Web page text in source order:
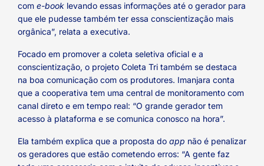
com e-book levando essas informações até o gerador para
que ele pudesse também ter essa conscientização mais
orgânica”, relata a executiva.
Focado em promover a coleta seletiva oficial e a
conscientização, o projeto Coleta Tri também se destaca
na boa comunicação com os produtores. Imanjara conta
que a cooperativa tem uma central de monitoramento com
canal direto e em tempo real: “O grande gerador tem
acesso à plataforma e se comunica conosco na hora”.
Ela também explica que a proposta do app não é penalizar
os geradores que estão cometendo erros: “A gente faz